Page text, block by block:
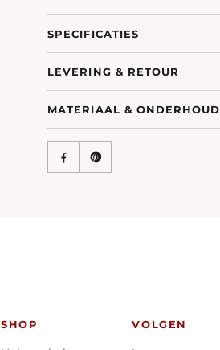
SPECIFICATIES
LEVERING & RETOUR
MATERIAAL & ONDERHOUD
SHOP VOLGEN